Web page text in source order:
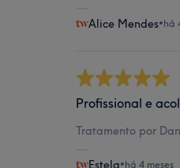
Alice Mendes•há
Profissional e
Tratamento por
Estela•há 4 meses